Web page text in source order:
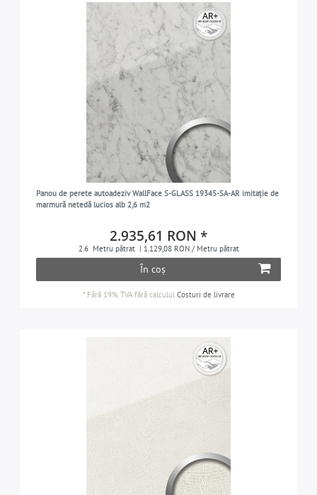
Panou de perete autoadeziv WallFace S-GLASS 19345-SA-AR imitație de
marmură netedă lucios alb 2,6 m2
2.935,61 RON *
2.6 Metru pătrat | 1.129,08 RON / Metru pătrat
În coș
* Fără 19% TVAfără calculul Costuri de livrare